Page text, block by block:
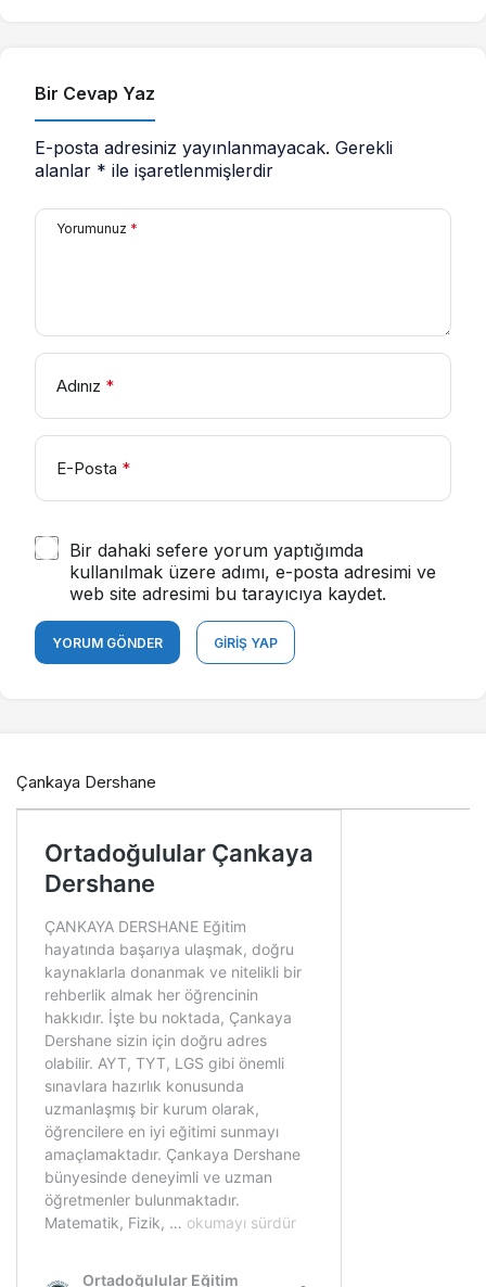
Bir Cevap Yaz
E-posta adresiniz yayınlanmayacak. Gerekli
alanlar * ile işaretlenmişlerdir
Yorumunuz *
Adınız *
E-Posta *
Bir dahaki sefere yorum yaptığımda
kullanılmak üzere adımı, e-posta adresimi ve
web site adresimi bu tarayıcıya kaydet.
YORUM GÖNDER GIRIŞ YAP
Çankaya Dershane